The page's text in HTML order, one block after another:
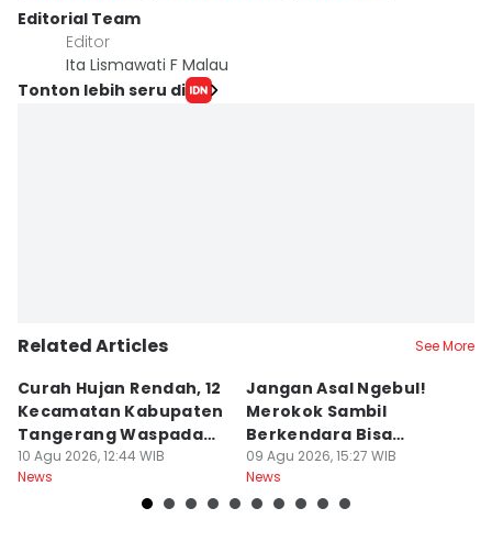
Editorial Team
Editor
Ita Lismawati F Malau
Tonton lebih seru di
Related Articles See More
Curah Hujan Rendah, 12
Kecamatan Kabupaten
Tangerang Waspada
Kekeringan
10 Agu 2026, 12:44 WIB
News
Jangan Asal Ngebul!
Merokok Sambil
Berkendara Bisa
Didenda Rp750 Ribu
09 Agu 2026, 15:27 WIB
News